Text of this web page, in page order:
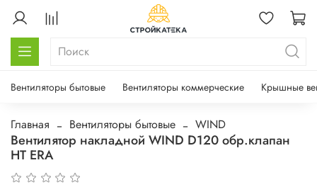
Вентиляторы бытовые Вентиляторы коммерческие Крышные
Главная Вентиляторы бытовые WIND
Вентилятор накладной WIND D120 обр.клапан
HT ERA